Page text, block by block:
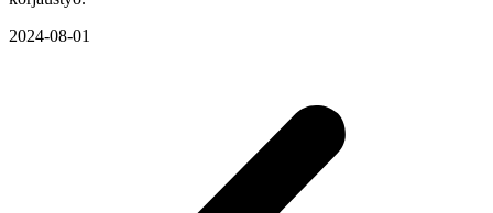
2024-08-01